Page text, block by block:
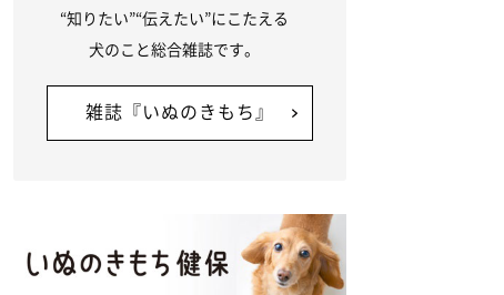
“知りたい”“伝えたい”にこたえる
犬のこと総合雑誌です。
雑誌『いぬのきもち』